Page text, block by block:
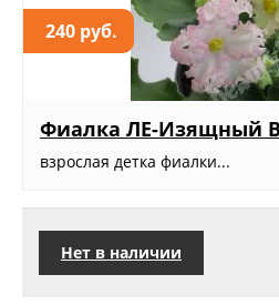
240 руб.
Фиалка ЛЕ-Изящный
взрослая детка фиалки...
Нет в наличии